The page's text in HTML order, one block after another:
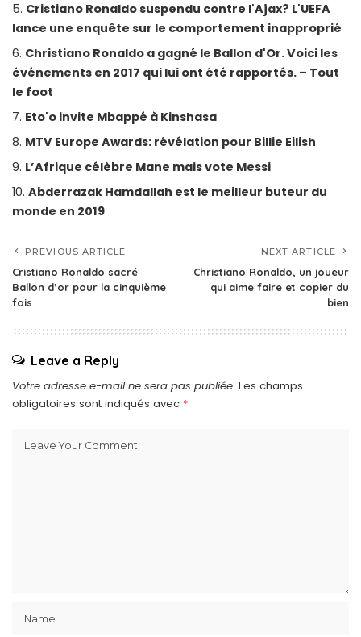
Cristiano Ronaldo suspendu contre l'Ajax? L'UEFA
lance une enquête sur le comportement inapproprié
Christiano Ronaldo a gagné le Ballon d'Or. Voici les
événements en 2017 qui lui ont été rapportés. – Tout
le foot
Eto'o invite Mbappé à Kinshasa
MTV Europe Awards: révélation pour Billie Eilish
L’Afrique célèbre Mane mais vote Messi
Abderrazak Hamdallah est le meilleur buteur du
monde en 2019
PREVIOUS ARTICLE
Cristiano Ronaldo sacré
Ballon d’or pour la cinquième
fois
NEXT ARTICLE
Christiano Ronaldo, un joueur
qui aime faire et copier du
bien
Leave a Reply
Votre adresse e-mail ne sera pas publiée. Les champs
obligatoires sont indiqués avec *